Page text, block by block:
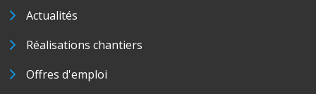
Actualités
Réalisations chantiers
Offres d'emploi